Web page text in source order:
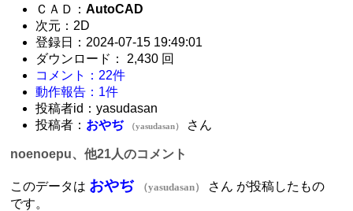
ＣＡＤ：AutoCAD
次元：2D
登録日：2024-07-15 19:49:01
ダウンロード： 2,430 回
コメント：22件
動作報告：1件
投稿者id：yasudasan
投稿者： おやぢ （yasudasan） さん
noenoepu、他21人のコメント
このデータは おやぢ （yasudasan）
さん が投稿したもの
です。